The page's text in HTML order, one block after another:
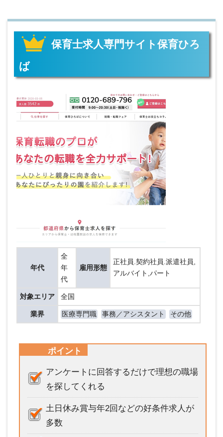
保育士求人専門サイト保育ひろ
ば
年代
全
年
代
雇用形態
正社員.契約社員.派遣社員,
アルバイト,パート
対象エリア 全国
業界 医療専門職 事務／アシスタント その他
ポイント
アンケートに回答するだけで理想の職場
を探してくれる
土日休み賞与年2回などの好条件求人が
多数